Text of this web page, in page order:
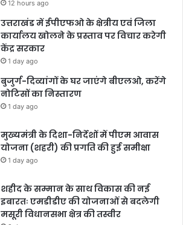
12 hours ago
उत्तराखंड में ईपीएफओ के क्षेत्रीय एवं जिला
कार्यालय खोलने के प्रस्ताव पर विचार करेगी
केंद्र सरकार
1 day ago
बुजुर्ग-दिव्यांगों के घर जाएंगे बीएलओ, करेंगे
नोटिसों का निस्तारण
1 day ago
मुख्यमंत्री के दिशा-निर्देशों में पीएम आवास
योजना (शहरी) की प्रगति की हुई समीक्षा
1 day ago
शहीद के सम्मान के साथ विकास की नई
इबारतः एमडीडीए की योजनाओं से बदलेगी
मसूरी विधानसभा क्षेत्र की तस्वीर